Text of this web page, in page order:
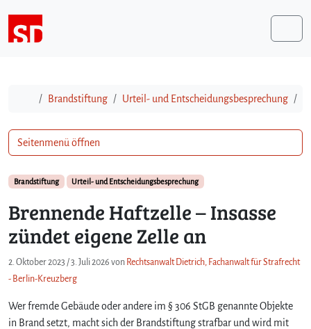
StartBrandstiftung Urteil- und Entscheidungsbesprechung
Brandstiftung Urteil- und Entscheidungsbesprechung
Brennende Haftzelle – Insasse
zündet eigene Zelle an
2. Oktober 2023 /3. Juli 2026 von Rechtsanwalt Dietrich, Fachanwalt für Strafrecht
- Berlin-Kreuzberg
Wer fremde Gebäude oder andere im § 306 StGB genannte Objekte
in Brand setzt, macht sich der Brandstiftung strafbar und wird mit
Seitenmenü öffnen